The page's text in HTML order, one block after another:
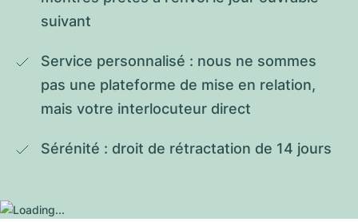
suivant
Service personnalisé : nous ne sommes
pas une plateforme de mise en relation,
mais votre interlocuteur direct
Sérénité : droit de rétractation de 14 jours